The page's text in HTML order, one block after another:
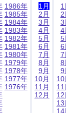
1986年
1985年
1984年
1983年
1982年
1981年
1980年
1979年
1978年
1977年
1976年
1月
2月
3月
4月
5月
6月
7月
8月
9月
10月
11月
12月
1
2
3
4
5
6
7
8
9
10
11
12
13
14